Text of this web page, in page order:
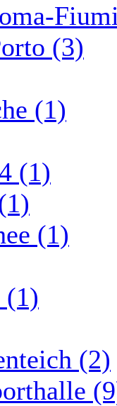
(3)
(1)
(1)
(1)
(1)
(2)